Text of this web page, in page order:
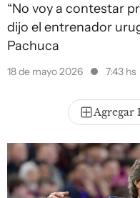
“No voy a contestar
dijo el entrenador
Pachuca
18 de mayo 2026 7:43 hs
Agregar